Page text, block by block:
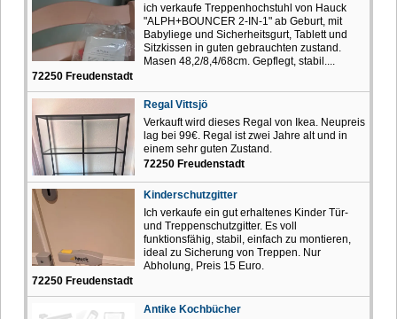
ich verkaufe Treppenhochstuhl von Hauck
"ALPH+BOUNCER 2-IN-1" ab Geburt, mit
Babyliege und Sicherheitsgurt, Tablett und
Sitzkissen in guten gebrauchten zustand.
Masen 48,2/8,4/68cm. Gepflegt, stabil....
72250 Freudenstadt
Regal Vittsjö
Verkauft wird dieses Regal von Ikea. Neupreis
lag bei 99€. Regal ist zwei Jahre alt und in
einem sehr guten Zustand.
72250 Freudenstadt
Kinderschutzgitter
Ich verkaufe ein gut erhaltenes Kinder Tür-
und Treppenschutzgitter. Es voll
funktionsfähig, stabil, einfach zu montieren,
ideal zu Sicherung von Treppen. Nur
Abholung, Preis 15 Euro.
72250 Freudenstadt
Antike Kochbücher